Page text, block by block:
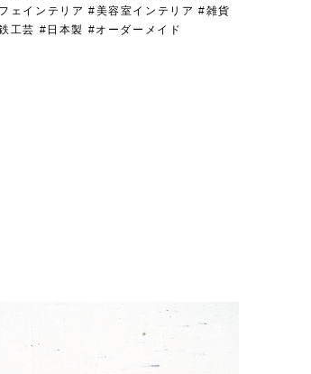
ェインテリア #美容室インテリア #雑貨
工芸 #日本製 #オーダーメイド